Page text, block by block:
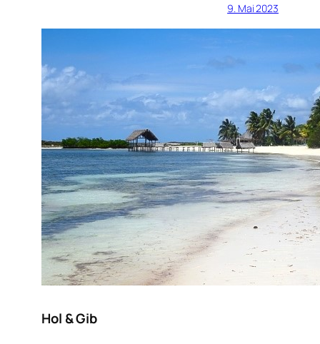
9. Mai 2023
Hol & Gib